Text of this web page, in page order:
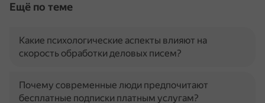
Ещё по теме
Какие психологические аспекты влияют на
скорость обработки деловых писем?
Почему современные люди предпочитают
бесплатные подписки платным услугам?